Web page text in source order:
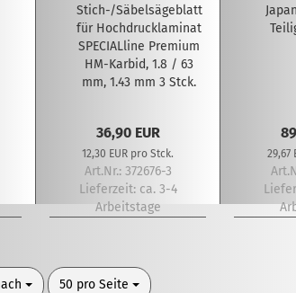
Stich-/Säbelsägeblatt
für Hochdrucklaminat
SPECIALline Premium
HM-Karbid, 1.8 / 63
mm, 1.43 mm 3 Stck.
36,90 EUR
12,30 EUR pro Stck.
Art.Nr.: 372676-3
Lieferzeit: ca. 3-4
Arbeitstage
29,67
50 pro Seite
pro Seite